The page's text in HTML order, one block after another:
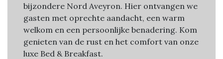
bijzondere Nord Aveyron. Hier ontvangen we
gasten met oprechte aandacht, een warm
welkom en een persoonlijke benadering. Kom
genieten van de rust en het comfort van onze
luxe Bed & Breakfast.